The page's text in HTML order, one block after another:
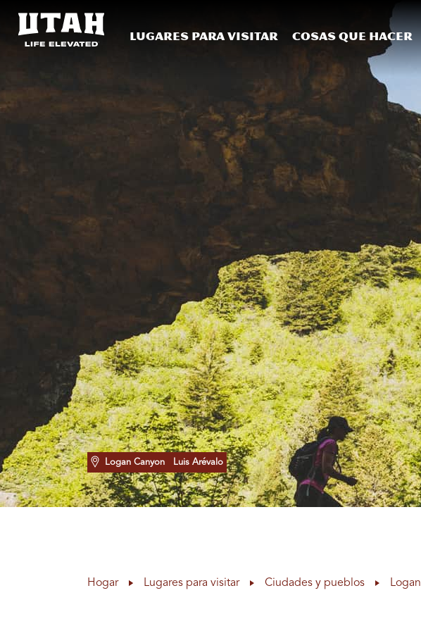
Lugares para visitar Cosas que hacer
Logan Canyon Luis Arévalo
Hogar Lugares para visitar Ciudades y pueblos Logan